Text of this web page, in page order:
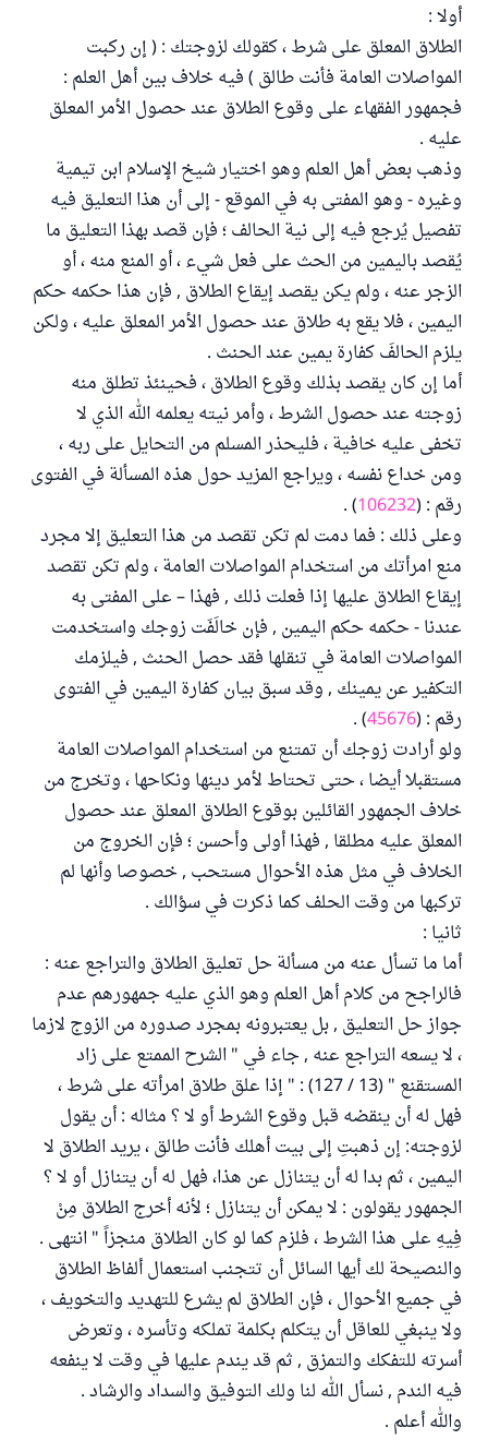
أولا :
الطلاق المعلق على شرط ، كقولك لزوجتك : ( إن ركبت
المواصلات العامة فأنت طالق ) فيه خلاف بين أهل العلم :
فجمهور الفقهاء على وقوع الطلاق عند حصول الأمر المعلق
عليه .
وذهب بعض أهل العلم وهو اختيار شيخ الإسلام ابن تيمية
وغيره - وهو المفتى به في الموقع - إلى أن هذا التعليق فيه
تفصيل يُرجع فيه إلى نية الحالف ؛ فإن قصد بهذا التعليق ما
يُقصد باليمين من الحث على فعل شيء ، أو المنع منه ، أو
الزجر عنه ، ولم يكن يقصد إيقاع الطلاق , فإن هذا حكمه حكم
اليمين ، فلا يقع به طلاق عند حصول الأمر المعلق عليه ، ولكن
يلزم الحالفَ كفارة يمين عند الحنث .
أما إن كان يقصد بذلك وقوع الطلاق ، فحينئذ تطلق منه
زوجته عند حصول الشرط ، وأمر نيته يعلمه الله الذي لا
تخفى عليه خافية ، فليحذر المسلم من التحايل على ربه ،
ومن خداع نفسه ، ويراجع المزيد حول هذه المسألة في الفتوى
رقم : (106232
) .
وعلى ذلك : فما دمت لم تكن تقصد من هذا التعليق إلا مجرد
منع امرأتك من استخدام المواصلات العامة ، ولم تكن تقصد
إيقاع الطلاق عليها إذا فعلت ذلك , فهذا – على المفتى به
عندنا - حكمه حكم اليمين , فإن خالَفَت زوجك واستخدمت
المواصلات العامة في تنقلها فقد حصل الحنث , فيلزمك
التكفير عن يمينك , وقد سبق بيان كفارة اليمين في الفتوى
رقم : (45676
) .
ولو أرادت زوجك أن تمتنع من استخدام المواصلات العامة
مستقبلا أيضا ، حتى تحتاط لأمر دينها ونكاحها ، وتخرج من
خلاف الجمهور القائلين بوقوع الطلاق المعلق عند حصول
المعلق عليه مطلقا , فهذا أولى وأحسن ؛ فإن الخروج من
الخلاف في مثل هذه الأحوال مستحب , خصوصا وأنها لم
تركبها من وقت الحلف كما ذكرت في سؤالك .
ثانيا :
أما ما تسأل عنه من مسألة حل تعليق الطلاق والتراجع عنه :
فالراجح من كلام أهل العلم وهو الذي عليه جمهورهم عدم
جواز حل التعليق , بل يعتبرونه بمجرد صدوره من الزوج لازما
، لا يسعه التراجع عنه , جاء في " الشرح الممتع على زاد
المستقنع " (13 / 127) : " إذا علق طلاق امرأته على شرط ،
فهل له أن ينقضه قبل وقوع الشرط أو لا ؟ مثاله : أن يقول
لزوجته: إن ذهبتِ إلى بيت أهلك فأنت طالق ، يريد الطلاق لا
اليمين ، ثم بدا له أن يتنازل عن هذا، فهل له أن يتنازل أو لا ؟
الجمهور يقولون : لا يمكن أن يتنازل ؛ لأنه أخرج الطلاق مِنْ
فِيهِ على هذا الشرط ، فلزم كما لو كان الطلاق منجزاً " انتهى .
والنصيحة لك أيها السائل أن تتجنب استعمال ألفاظ الطلاق
في جميع الأحوال ، فإن الطلاق لم يشرع للتهديد والتخويف ،
ولا ينبغي للعاقل أن يتكلم بكلمة تملكه وتأسره ، وتعرض
أسرته للتفكك والتمزق , ثم قد يندم عليها في وقت لا ينفعه
فيه الندم , نسأل الله لنا ولك التوفيق والسداد والرشاد .
والله أعلم .